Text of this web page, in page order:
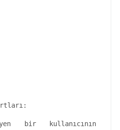
bir kullanıcının